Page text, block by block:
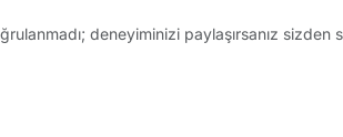
deneyiminizi paylaşırsanız